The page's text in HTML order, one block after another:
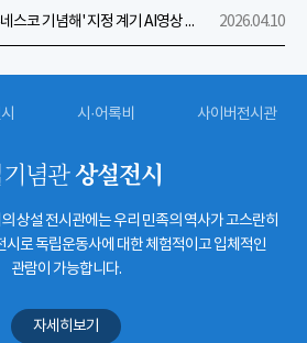
[전시] '김구 탄생 150주년 유네스코 기념해' 지정 계기 AI영상 국민공모 개최 안내
2026.04.10
시·어록비 사이버전시관
념관상설전시
상설 전시관에는 우리 민족의 역사가 고스란히
시로 독립운동사에 대한 체험적이고 입체적인
관람이 가능합니다.
자세히보기